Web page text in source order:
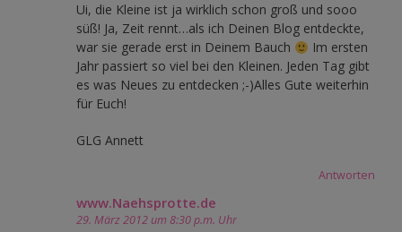
Ui, die Kleine ist ja wirklich schon groß und sooo
süß! Ja, Zeit rennt…als ich Deinen Blog entdeckte,
war sie gerade erst in Deinem Bauch
Im ersten
Jahr passiert so viel bei den Kleinen. Jeden Tag gibt
es was Neues zu entdecken ;-)Alles Gute weiterhin
für Euch!
GLG Annett
Antworten
www.Naehsprotte.de
29. März 2012 um 8:30 p.m. Uhr